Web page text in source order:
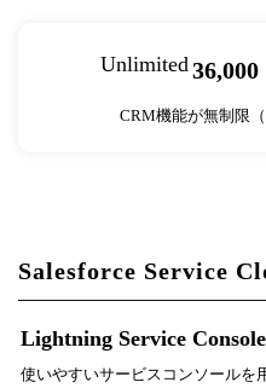
Unlimited 36,000
CRM機能が無制限
Salesforce Service
Lightning Service Console
使いやすいサービスコンソールを